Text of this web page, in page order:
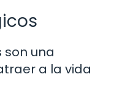
son una
a la vida